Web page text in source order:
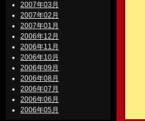
2007年03月
2007年02月
2007年01月
2006年12月
2006年11月
2006年10月
2006年09月
2006年08月
2006年07月
2006年06月
2006年05月